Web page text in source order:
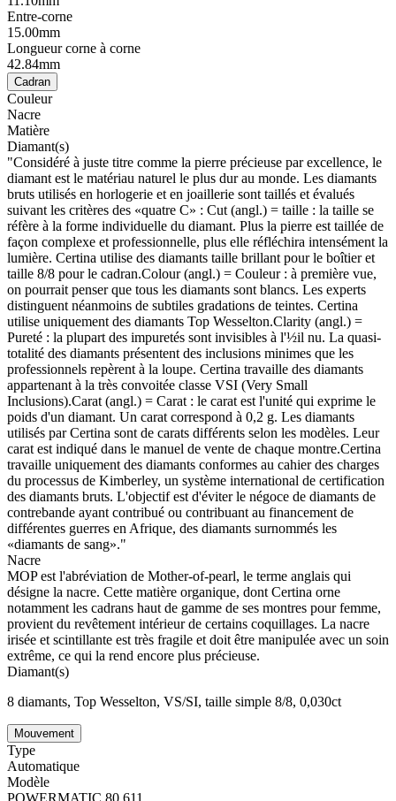
Entre-corne
15.00mm
Longueur corne à corne
42.84mm
Cadran
Couleur
Nacre
Matière
Diamant(s)
"Considéré à juste titre comme la pierre précieuse par excellence, le
diamant est le matériau naturel le plus dur au monde. Les diamants
bruts utilisés en horlogerie et en joaillerie sont taillés et évalués
suivant les critères des «quatre C» : Cut (angl.) = taille : la taille se
réfère à la forme individuelle du diamant. Plus la pierre est taillée de
façon complexe et professionnelle, plus elle réfléchira intensément la
lumière. Certina utilise des diamants taille brillant pour le boîtier et
taille 8/8 pour le cadran.Colour (angl.) = Couleur : à première vue,
on pourrait penser que tous les diamants sont blancs. Les experts
distinguent néanmoins de subtiles gradations de teintes. Certina
utilise uniquement des diamants Top Wesselton.Clarity (angl.) =
Pureté : la plupart des impuretés sont invisibles à l'½il nu. La quasi-
totalité des diamants présentent des inclusions minimes que les
professionnels repèrent à la loupe. Certina travaille des diamants
appartenant à la très convoitée classe VSI (Very Small
Inclusions).Carat (angl.) = Carat : le carat est l'unité qui exprime le
poids d'un diamant. Un carat correspond à 0,2 g. Les diamants
utilisés par Certina sont de carats différents selon les modèles. Leur
carat est indiqué dans le manuel de vente de chaque montre.Certina
travaille uniquement des diamants conformes au cahier des charges
du processus de Kimberley, un système international de certification
des diamants bruts. L'objectif est d'éviter le négoce de diamants de
contrebande ayant contribué ou contribuant au financement de
différentes guerres en Afrique, des diamants surnommés les
«diamants de sang»."
Nacre
MOP est l'abréviation de Mother-of-pearl, le terme anglais qui
désigne la nacre. Cette matière organique, dont Certina orne
notamment les cadrans haut de gamme de ses montres pour femme,
provient du revêtement intérieur de certains coquillages. La nacre
irisée et scintillante est très fragile et doit être manipulée avec un soin
extrême, ce qui la rend encore plus précieuse.
Diamant(s)
8 diamants, Top Wesselton, VS/SI, taille simple 8/8, 0,030ct
Mouvement
Type
Automatique
Modèle